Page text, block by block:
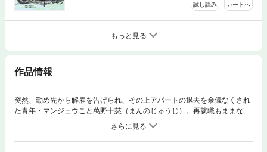
試し読み カートへ
もっと見る
作品情報
突然、勤め先から解雇を告げられ、その上アパートの退去を余儀なくされ
た青年・マンジュウこと萬野十慈（まんのじゅうじ）。再就職もままなら
ず、金欠のため次の住処もみつからぬ彼の手元に残ったのは、わずかな現
金と愛車のオートバイ・カワサキ750(ナナハン)。愛車を手放せばアパー
トを借りられるのだが…。果たして彼が下した決断は!?波乱万丈の日本縦